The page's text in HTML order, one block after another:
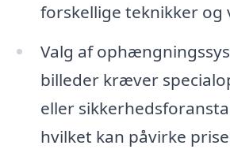
forskellige teknikker
Valg af
billeder kræver
eller
hvilket kan påvirke